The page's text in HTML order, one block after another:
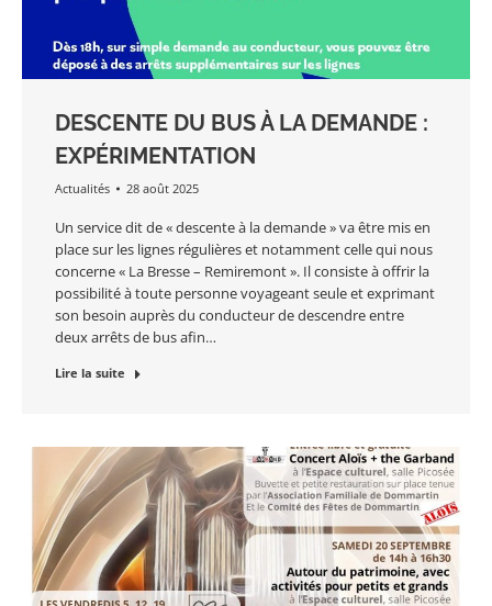
DESCENTE DU BUS À LA DEMANDE :
EXPÉRIMENTATION
Actualités 28 août 2025
Un service dit de « descente à la demande » va être mis en
place sur les lignes régulières et notamment celle qui nous
concerne « La Bresse – Remiremont ». Il consiste à offrir la
possibilité à toute personne voyageant seule et exprimant
son besoin auprès du conducteur de descendre entre
deux arrêts de bus afin…
Lire la suite